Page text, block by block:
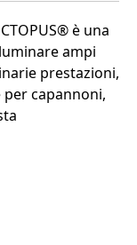
è una
ampi
prestazioni,
capannoni,